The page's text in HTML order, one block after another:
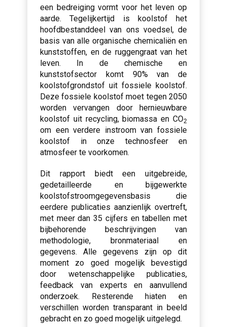
een bedreiging vormt voor het leven op
aarde. Tegelijkertijd is koolstof het
hoofdbestanddeel van ons voedsel, de
basis van alle organische chemicaliën en
kunststoffen, en de ruggengraat van het
leven. In de chemische en
kunststofsector komt 90% van de
koolstofgrondstof uit fossiele koolstof.
Deze fossiele koolstof moet tegen 2050
worden vervangen door hernieuwbare
koolstof uit recycling, biomassa en CO2
om een verdere instroom van fossiele
koolstof in onze technosfeer en
atmosfeer te voorkomen.
Dit rapport biedt een uitgebreide,
gedetailleerde en bijgewerkte
koolstofstroomgegevensbasis die
eerdere publicaties aanzienlijk overtreft,
met meer dan 35 cijfers en tabellen met
bijbehorende beschrijvingen van
methodologie, bronmateriaal en
gegevens. Alle gegevens zijn op dit
moment zo goed mogelijk bevestigd
door wetenschappelijke publicaties,
feedback van experts en aanvullend
onderzoek. Resterende hiaten en
verschillen worden transparant in beeld
gebracht en zo goed mogelijk uitgelegd.